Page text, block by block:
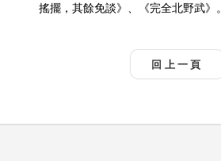
搖擺，其餘免談》、《完全北野武》。